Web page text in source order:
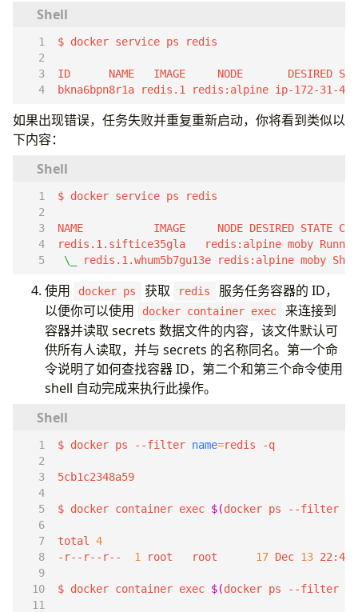
bkna6bpn8r1a redis.1 redis:alpine ip-172-31-
如果出现错误，任务失败并重复重新启动，你将看到类似以
下内容：
redis.1.siftice35gla   redis:alpine moby
\_
redis.1.whum5b7gu13e redis:alpine moby
使用 docker ps 获取 redis
服务任务容器的 ID，
以便你可以使用
docker container exec
来连接到
容器并读取 secrets 数据文件的内​​容，该文件默认可
供所有人读取，并与 secrets 的名称同名。第一个命
令说明了如何查找容器 ID，第二个和第三个命令使用
shell 自动完成来执行此操作。
$ docker ps --filter name=
$ docker container exec $(docker ps --filter
total 4
-r--r--r-- 1 root   root 17 Dec 13
$ docker container exec $(docker ps --filter